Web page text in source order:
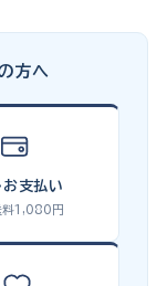
方へ
お支払い
料1,080円